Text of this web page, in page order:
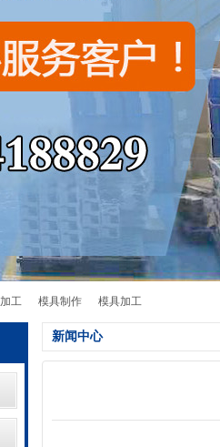
工 模具制作 模具加工
新闻中心